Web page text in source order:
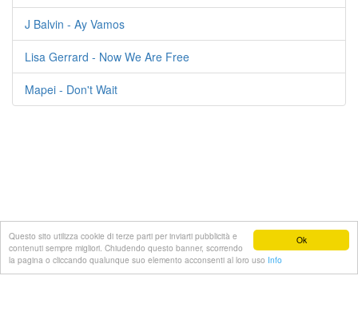
Ok
Questo sito utilizza cookie di terze parti per inviarti pubblicità e
contenuti sempre migliori. Chiudendo questo banner, scorrendo
la pagina o cliccando qualunque suo elemento acconsenti al loro uso Info
J Balvin - Ay Vamos
Lisa Gerrard - Now We Are Free
Mapei - Don't Wait
© 2022 Testi-canzoni.com
Lista